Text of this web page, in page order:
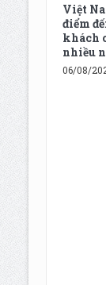
Việt
điểm
khách
nhiều
06/08/